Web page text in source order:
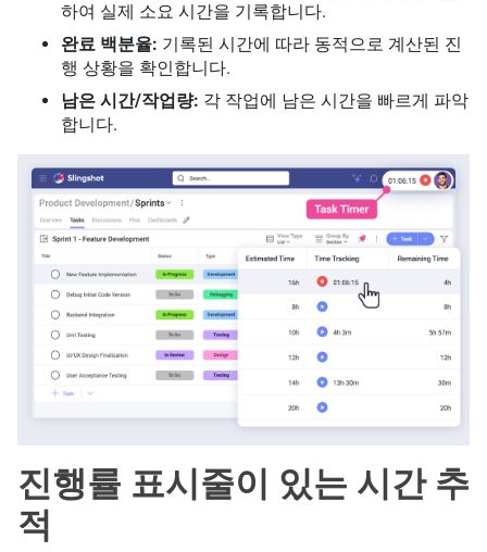
하여 실제 소요 시간을 기록합니다.
완료 백분율: 기록된 시간에 따라 동적으로 계산된 진
행 상황을 확인합니다.
남은 시간/작업량: 각 작업에 남은 시간을 빠르게 파악
합니다.
진행률 표시줄이 있는 시간 추
적